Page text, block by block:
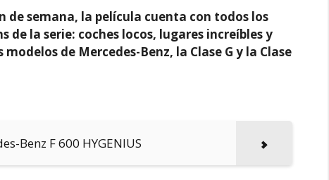
de semana, la película cuenta con todos los
la serie: coches locos, lugares increíbles y
de Mercedes-Benz, la Clase G y la Clase
Benz F 600 HYGENIUS